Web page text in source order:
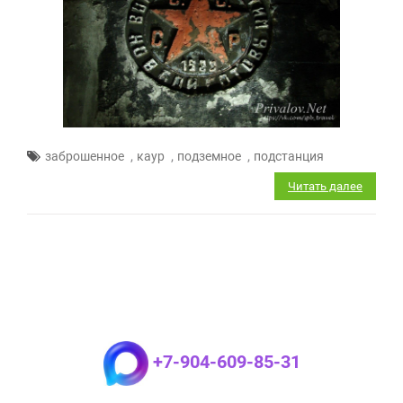
заброшенное , каур , подземное , подстанция
Читать далее
+7-904-609-85-31